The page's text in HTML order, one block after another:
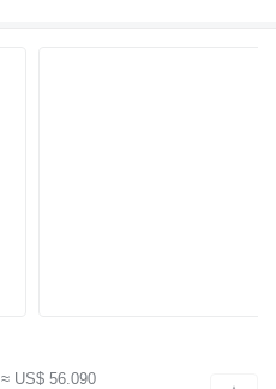
≈ US$ 56.090